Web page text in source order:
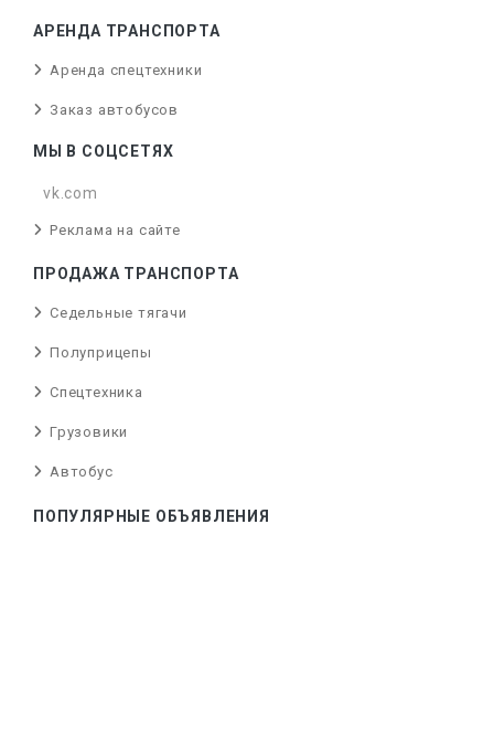
АРЕНДА ТРАНСПОРТА
Аренда спецтехники
Заказ автобусов
МЫ В СОЦСЕТЯХ
vk.com
Реклама на сайте
ПРОДАЖА ТРАНСПОРТА
Седельные тягачи
Полуприцепы
Спецтехника
Грузовики
Автобус
ПОПУЛЯРНЫЕ ОБЪЯВЛЕНИЯ